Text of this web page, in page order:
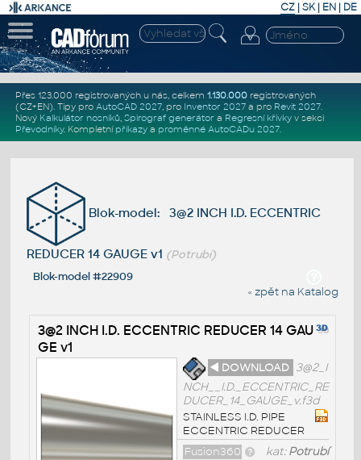
CZ | SK| EN | DE
Přes 123.000 registrovaných u nás, celkem 1.130.000registrovaných
(CZ+EN). Tipy pro AutoCAD 2027, pro Inventor 2027a pro Revit 2027.
Nový Kalkulátor nosníků, Spirograf generátor a Regresní křivkyv sekci
Převodníky. Kompletní příkazya proměnné AutoCADu 2027.
Blok-model: 3@2 INCH I.D. ECCENTRIC
REDUCER 14 GAUGE v1 (Potrubí)
Blok-model #22909
« zpět na Katalog
3@2 INCH I.D. ECCENTRIC REDUCER 14 GAU
GE v1
◄ DOWNLOAD 3@2_I
NCH__I.D._ECCENTRIC_RE
DUCER_14_GAUGE_v.f3d
STAINLESS I.D. PIPE
ECCENTRIC REDUCER
kat:Potrubí
Fusion360